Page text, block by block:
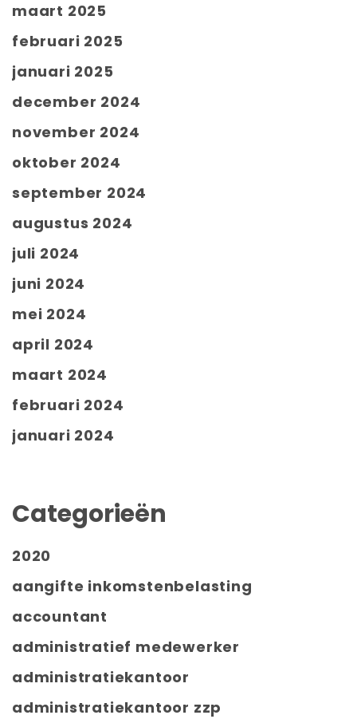
maart 2025
februari 2025
januari 2025
december 2024
november 2024
oktober 2024
september 2024
augustus 2024
juli 2024
juni 2024
mei 2024
april 2024
maart 2024
februari 2024
januari 2024
Categorieën
2020
aangifte inkomstenbelasting
accountant
administratief medewerker
administratiekantoor
administratiekantoor zzp